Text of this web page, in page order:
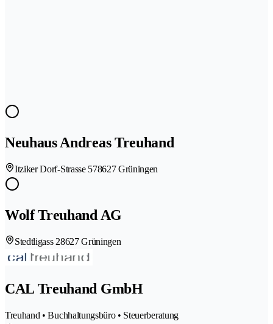
Neuhaus Andreas Treuhand
Itziker Dorf-Strasse 578627 Grüningen
Wolf Treuhand AG
Stedtligass 28627 Grüningen
CAL Treuhand GmbH
Treuhand • Buchhaltungsbüro • Steuerberatung